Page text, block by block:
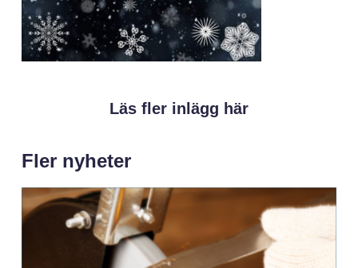
Läs fler inlägg här
Fler nyheter